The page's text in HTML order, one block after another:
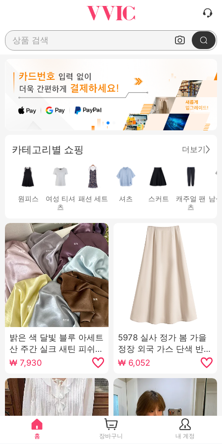
상품 검색
카테고리별 쇼핑 더보기
원피스
여성 티셔
츠
패션 세트 셔츠 스커트
캐주얼 팬
츠
남
밝은 색 달빛 블루 아세트
산 주간 실크 새틴 피쉬
테일 치마 여자 봄과 여름
₩7,930
5978 실사 정가 봄 가을
정장 외국 가스 단색 반신
스커트 허리밴드 디자인
A라인 스커트 품격 다용
도
₩ 6,052
홈 장바구니 내 계정